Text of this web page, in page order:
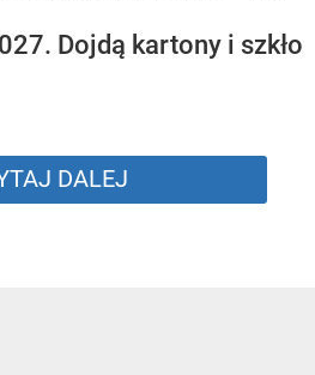
Dojdą kartony i szkło
DALEJ